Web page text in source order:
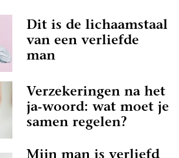
Dit is de lichaamstaal
van een verliefde
man
Verzekeringen na het
ja-woord: wat moet je
samen regelen?